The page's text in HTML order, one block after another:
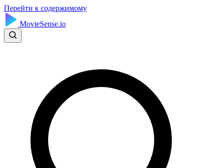
Перейти к содержимому
MovieSense.io